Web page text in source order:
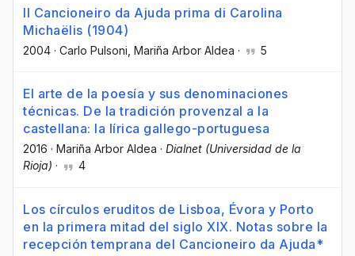
Il Cancioneiro da Ajuda prima di Carolina
Michaëlis (1904)
2004 · Carlo Pulsoni , Mariña Arbor Aldea · 5
El arte de la poesía y sus denominaciones
técnicas. De la tradición provenzal a la
castellana: la lírica gallego-portuguesa
2016 · Mariña Arbor Aldea · Dialnet (Universidad de la
Rioja) · 4
Los círculos eruditos de Lisboa, Évora y Porto
en la primera mitad del siglo XIX. Notas sobre la
recepción temprana del Cancioneiro da Ajuda*